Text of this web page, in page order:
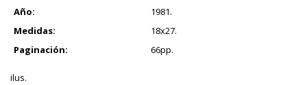
Año:
1981.
Medidas:
18x27.
Paginación:
66pp.
ilus.